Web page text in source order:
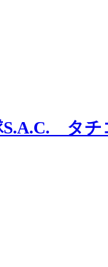
S.A.C. タチ